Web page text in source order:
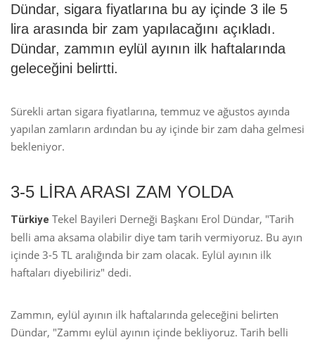
Dündar, sigara fiyatlarına bu ay içinde 3 ile 5
lira arasında bir zam yapılacağını açıkladı.
Dündar, zammın eylül ayının ilk haftalarında
geleceğini belirtti.
Sürekli artan sigara fiyatlarına, temmuz ve ağustos ayında
yapılan zamların ardından bu ay içinde bir zam daha gelmesi
bekleniyor.
3-5 LİRA ARASI ZAM YOLDA
Türkiye Tekel Bayileri Derneği Başkanı Erol Dündar, "Tarih
belli ama aksama olabilir diye tam tarih vermiyoruz. Bu ayın
içinde 3-5 TL aralığında bir zam olacak. Eylül ayının ilk
haftaları diyebiliriz" dedi.
Zammın, eylül ayının ilk haftalarında geleceğini belirten
Dündar, "Zammı eylül ayının içinde bekliyoruz. Tarih belli